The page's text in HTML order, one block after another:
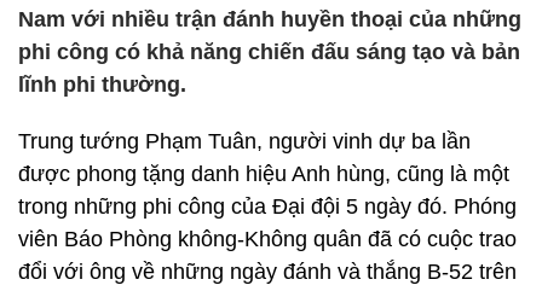
Nam với nhiều trận đánh huyền thoại của những
phi công có khả năng chiến đấu sáng tạo và bản
lĩnh phi thường.
Trung tướng Phạm Tuân, người vinh dự ba lần
được phong tặng danh hiệu Anh hùng, cũng là một
trong những phi công của Đại đội 5 ngày đó. Phóng
viên Báo Phòng không-Không quân đã có cuộc trao
đổi với ông về những ngày đánh và thắng B-52 trên